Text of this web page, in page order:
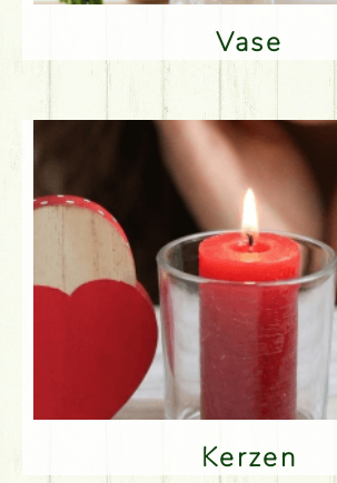
Vase
Kerzen